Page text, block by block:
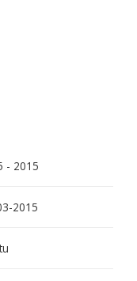
- 2015
2015